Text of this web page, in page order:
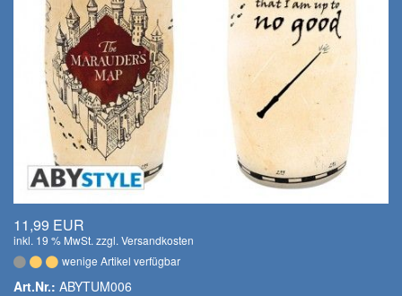
11,99 EUR
inkl. 19 % MwSt. zzgl. Versandkosten
wenige Artikel verfügbar
Art.Nr.: ABYTUM006